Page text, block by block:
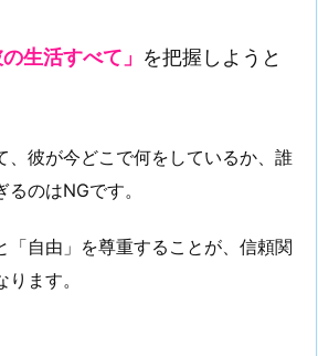
の生活すべて」 を把握しようと
、彼が今どこで何をしているか、誰
のはNGです。
自由」を尊重することが、 信頼関
ります。